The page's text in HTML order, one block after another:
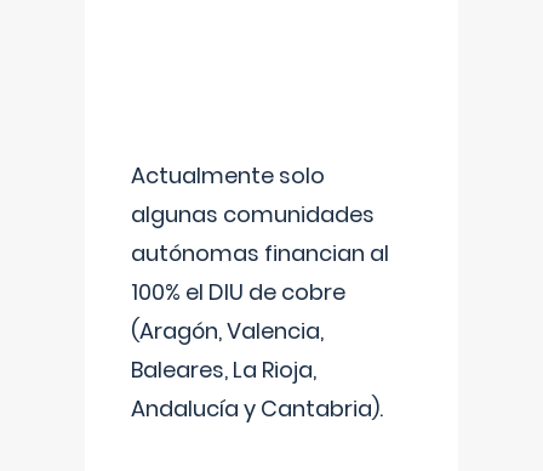
Actualmente solo
algunas comunidades
autónomas financian al
100% el DIU de cobre
(Aragón, Valencia,
Baleares, La Rioja,
Andalucía y Cantabria).